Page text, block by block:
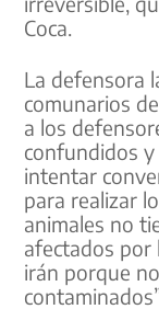
Coca.
La defensora
comunarios
a los
confundidos
intentar
para realizar
animales no
afectados por
irán porque